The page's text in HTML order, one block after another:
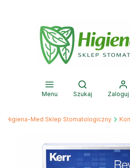
Menu
Otwórz
Szukaj Zaloguj
Higiena-Med Sklep Stomatologiczny